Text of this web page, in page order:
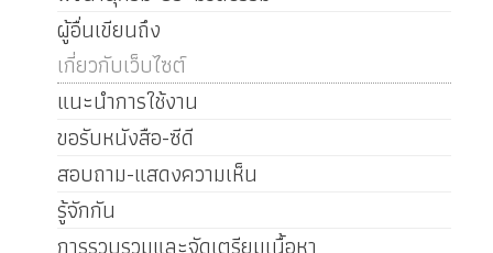
ผู้อื่นเขียนถึง
เกี่ยวกับเว็บไซต์
แนะนำการใช้งาน
ขอรับหนังสือ-ซีดี
สอบถาม-แสดงความเห็น
รู้จักกัน